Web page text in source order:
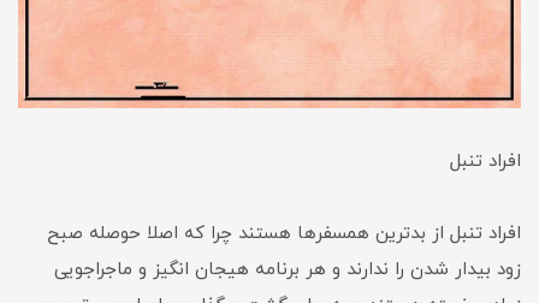
افراد تنبل
افراد تنبل از بدترین همسفرها هستند چرا که اصلا حوصله صبح
زود بیدار شدن را ندارند و هر برنامه هیجان انگیز و ماجراجویی